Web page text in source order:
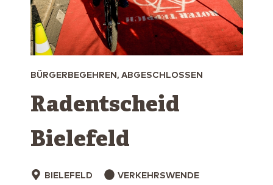
BÜRGERBEGEHREN, ABGESCHLOSSEN
Radentscheid
Bielefeld
BIELEFELD VERKEHRSWENDE